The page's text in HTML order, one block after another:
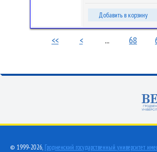
Добавить в корзину
<< < ... 68
© 1999-2026, Гродненский государственный университет